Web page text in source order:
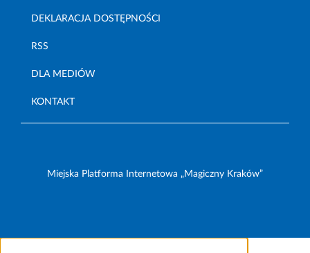
DEKLARACJA DOSTĘPNOŚCI
RSS
DLA MEDIÓW
KONTAKT
Miejska Platforma Internetowa „Magiczny Kraków”